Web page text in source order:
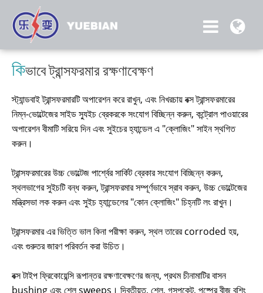
কিভাবে ট্রান্সফরমার রক্ষণাবেক্ষণ
স্ট্যান্ডবাই ট্রান্সফরমারটি অপারেশন করে রাখুন, এবং নিখরচায় বক্স ট্রান্সফরমারের
নিম্ন-ভোল্টেজের সাইড স্যুইচ ব্রেকরকে সংযোগ বিচ্ছিন্ন করুন, কন্ট্রোল পাওয়ারের
অপারেশন বীমাটি সরিয়ে দিন এবং সুইচের হ্যান্ডেল এ "ক্লোজিং" সাইন স্থগিত
করুন।
ট্রান্সফরমারের উচ্চ ভোল্টেজ পার্শ্বের সার্কিট ব্রেকার সংযোগ বিচ্ছিন্ন করুন,
স্থলভাগের সুইচটি বন্ধ করুন, ট্রান্সফরমার সম্পূর্ণভাবে স্রাব করুন, উচ্চ ভোল্টেজের
মন্ত্রিসভা লক করুন এবং সুইচ হ্যান্ডেলের "কোন ক্লোজিং" চিহ্নটি লং রাখুন।
ট্রান্সফরমার এর ভিত্তি ভাল কিনা পরীক্ষা করুন, স্থল তারের corroded হয়,
এবং গুরুতর জারণ পরিবর্তন করা উচিত।
বক্স টাইপ ফ্রিকোয়েন্সি রূপান্তর রক্ষণাবেক্ষণের জন্য, প্রথম চীনামাটির বাসন
bushing এবং শেল sweeps। দ্বিতীয়ত, শেল, গসপকেট, পুষ্পের বীজ বুশিং